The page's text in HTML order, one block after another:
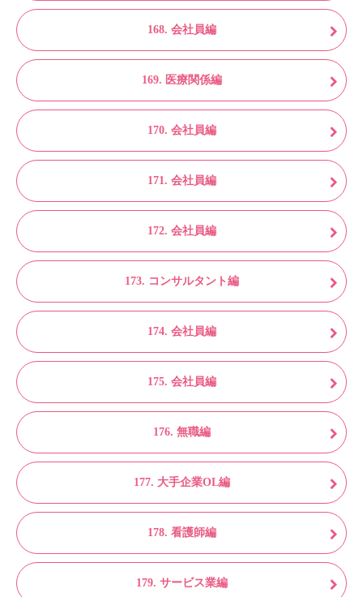
168. 会社員編
169. 医療関係編
170. 会社員編
171. 会社員編
172. 会社員編
173. コンサルタント編
174. 会社員編
175. 会社員編
176. 無職編
177. 大手企業OL編
178. 看護師編
179. サービス業編